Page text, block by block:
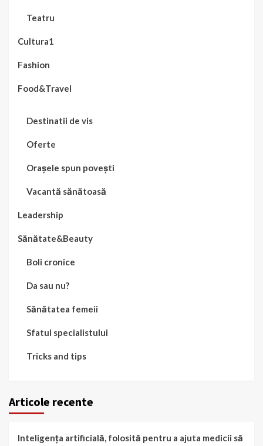
Teatru
Cultura1
Fashion
Food&Travel
Destinatii de vis
Oferte
Orașele spun povești
Vacantă sănătoasă
Leadership
Sănătate&Beauty
Boli cronice
Da sau nu?
Sănătatea femeii
Sfatul specialistului
Tricks and tips
Articole recente
Inteligența artificială, folosită pentru a ajuta medicii să